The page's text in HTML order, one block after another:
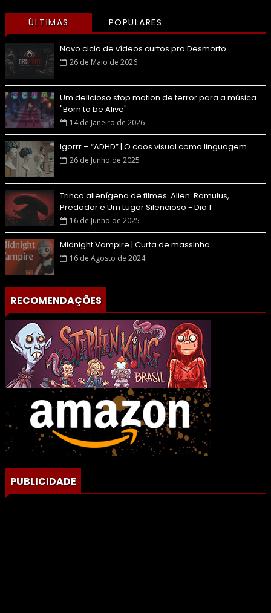
ÚLTIMAS POPULARES
Novo ciclo de vídeos curtos pro Desmorto
26 de Maio de 2026
Um delicioso stop motion de terror para a música
"Born to be Alive"
14 de Janeiro de 2026
Igorrr – “ADHD” | O caos visual como linguagem
26 de Junho de 2025
Trinca alienígena de filmes: Alien: Romulus,
Predador e Um Lugar Silencioso - Dia 1
16 de Junho de 2025
Midnight Vampire | Curta de massinha
16 de Agosto de 2024
RECOMENDAÇÕES
PUBLICIDADE